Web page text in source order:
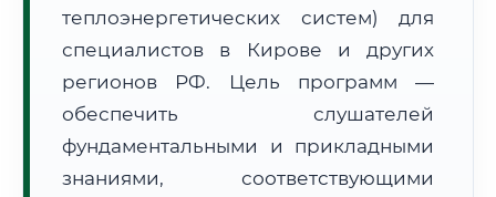
Расчет логистики оригиналов:
• Маршрут транзита:~2 041 км
• Экспресс-доставка СДЭК / Почтой:3–5 рабочих дней
теплоэнергетических систем) для
специалистов в Кирове и других
регионов РФ. Цель программ —
обеспечить слушателей
фундаментальными и прикладными
знаниями, соответствующими